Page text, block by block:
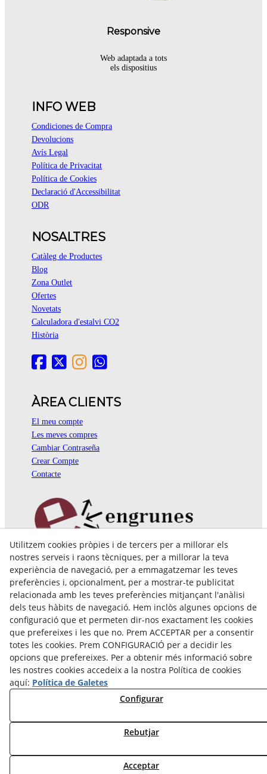
Responsive
Web adaptada a tots
els dispositius
INFO WEB
Condiciones de Compra
Devolucions
Avís Legal
Política de Privacitat
Política de Cookies
Declaració d'Accessibilitat
ODR
NOSALTRES
Catàleg de Productes
Blog
Zona Outlet
Ofertes
Novetats
Calculadora d'estalvi CO2
Història
ÀREA CLIENTS
El meu compte
Les meves compres
Cambiar Contraseña
Crear Compte
Contacte
Pol. Ind. Coll de Montcada
Cr. Roca Plana, 14-16
08110 Montcada i Reixac (Barcelona)
935 829 999
engrunes@engrunes.org
© 08/2026 FUNDACIÓ PRIVADA ENGRUNES - Tots els drets
reservats.
Utilitzem cookies pròpies i de tercers per a millorar els
nostres serveis i raons tècniques, per a millorar la teva
experiència de navegació, per a emmagatzemar les teves
preferències i, opcionalment, per a mostrar-te publicitat
relacionada amb les teves preferències mitjançant l'anàlisi
dels teus hàbits de navegació. Hem inclòs algunes opcions de
configuració que et permeten dir-nos exactament les cookies
que prefereixes i les que no. Prem ACCEPTAR per a consentir
totes les cookies. Prem CONFIGURACIÓ per a decidir les
opcions que prefereixes. Per a obtenir més informació sobre
les nostres cookies accedeix a la nostra Política de cookies
aquí: Política de Galetes
Configurar
Rebutjar
Acceptar